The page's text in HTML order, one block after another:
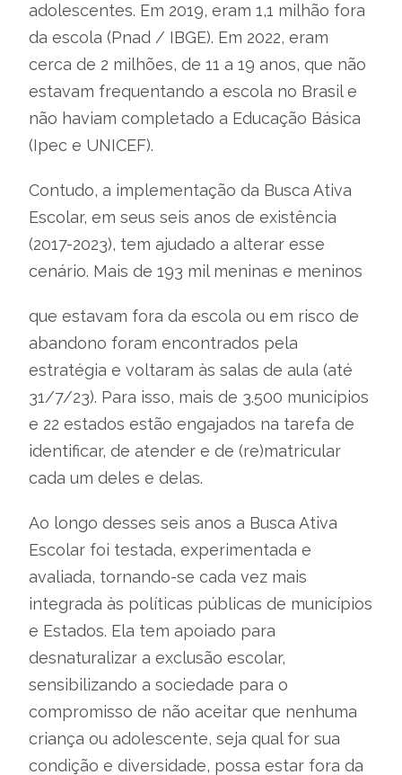
adolescentes. Em 2019, eram 1,1 milhão fora
da escola (Pnad / IBGE). Em 2022, eram
cerca de 2 milhões, de 11 a 19 anos, que não
estavam frequentando a escola no Brasil e
não haviam completado a Educação Básica
(Ipec e UNICEF).
Contudo, a implementação da Busca Ativa
Escolar, em seus seis anos de existência
(2017-2023), tem ajudado a alterar esse
cenário. Mais de 193 mil meninas e meninos
que estavam fora da escola ou em risco de
abandono foram encontrados pela
estratégia e voltaram às salas de aula (até
31/7/23). Para isso, mais de 3.500 municípios
e 22 estados estão engajados na tarefa de
identificar, de atender e de (re)matricular
cada um deles e delas.
Ao longo desses seis anos a Busca Ativa
Escolar foi testada, experimentada e
avaliada, tornando-se cada vez mais
integrada às políticas públicas de municípios
e Estados. Ela tem apoiado para
desnaturalizar a exclusão escolar,
sensibilizando a sociedade para o
compromisso de não aceitar que nenhuma
criança ou adolescente, seja qual for sua
condição e diversidade, possa estar fora da